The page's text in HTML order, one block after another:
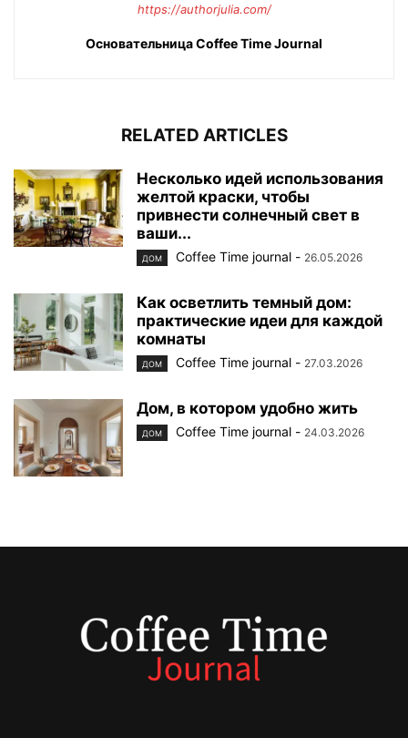
https://authorjulia.com/
Основательница Сoffee Time Journal
RELATED ARTICLES
Несколько идей использования
желтой краски, чтобы
привнести солнечный свет в
ваши...
ДОМ Coffee Time journal - 26.05.2026
Как осветлить темный дом:
практические идеи для каждой
комнаты
ДОМ Coffee Time journal - 27.03.2026
Дом, в котором удобно жить
ДОМ Coffee Time journal - 24.03.2026